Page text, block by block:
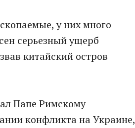
у них много
серьезный ущерб
китайский остров
Папе Римскому
конфликта на Украине,